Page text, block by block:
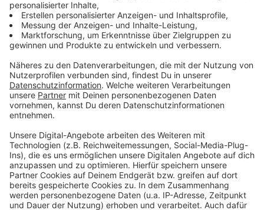
Hier gibts alle Infos zur Düsseldorfer Büchermeile:
Termine für Düsseldorfer Büchermeile stehen fest:
Weitere Infos zum "One Year To Go" -Familienfest:
Fußball-EM 2024 in Düsseldorf: Freiwillige gesucht:
Anzeige
Anzeige